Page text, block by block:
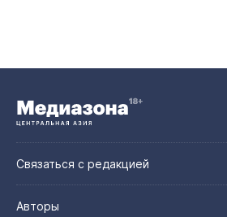
Связаться с редакцией
Авторы